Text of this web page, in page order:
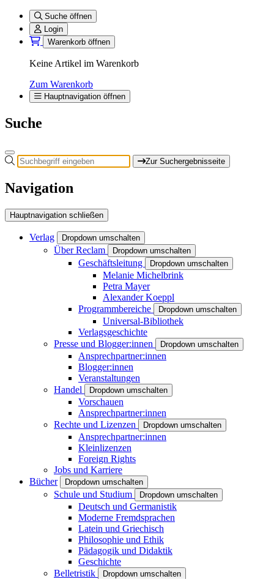
Suche öffnen
Login
Warenkorb öffnen
Keine Artikel im Warenkorb
Zum Warenkorb
Hauptnavigation öffnen
Suche
Zur Suchergebnisseite
Navigation
Hauptnavigation schließen
Verlag Dropdown umschalten
Über Reclam Dropdown umschalten
Geschäftsleitung Dropdown umschalten
Melanie Michelbrink
Petra Mayer
Alexander Koeppl
Programmbereiche
Dropdown umschalten
Universal-Bibliothek
Verlagsgeschichte
Presse und Blogger:innen
Dropdown umschalten
Ansprechpartner:innen
Blogger:innen
Veranstaltungen
Handel
Dropdown umschalten
Vorschauen
Ansprechpartner:innen
Rechte und Lizenzen
Dropdown umschalten
Ansprechpartner:innen
Kleinlizenzen
Foreign Rights
Jobs und Karriere
Bücher
Dropdown umschalten
Schule und Studium Dropdown umschalten
Deutsch und Germanistik
Moderne Fremdsprachen
Latein und Griechisch
Philosophie und Ethik
Pädagogik und Didaktik
Geschichte
Belletristik
Dropdown umschalten